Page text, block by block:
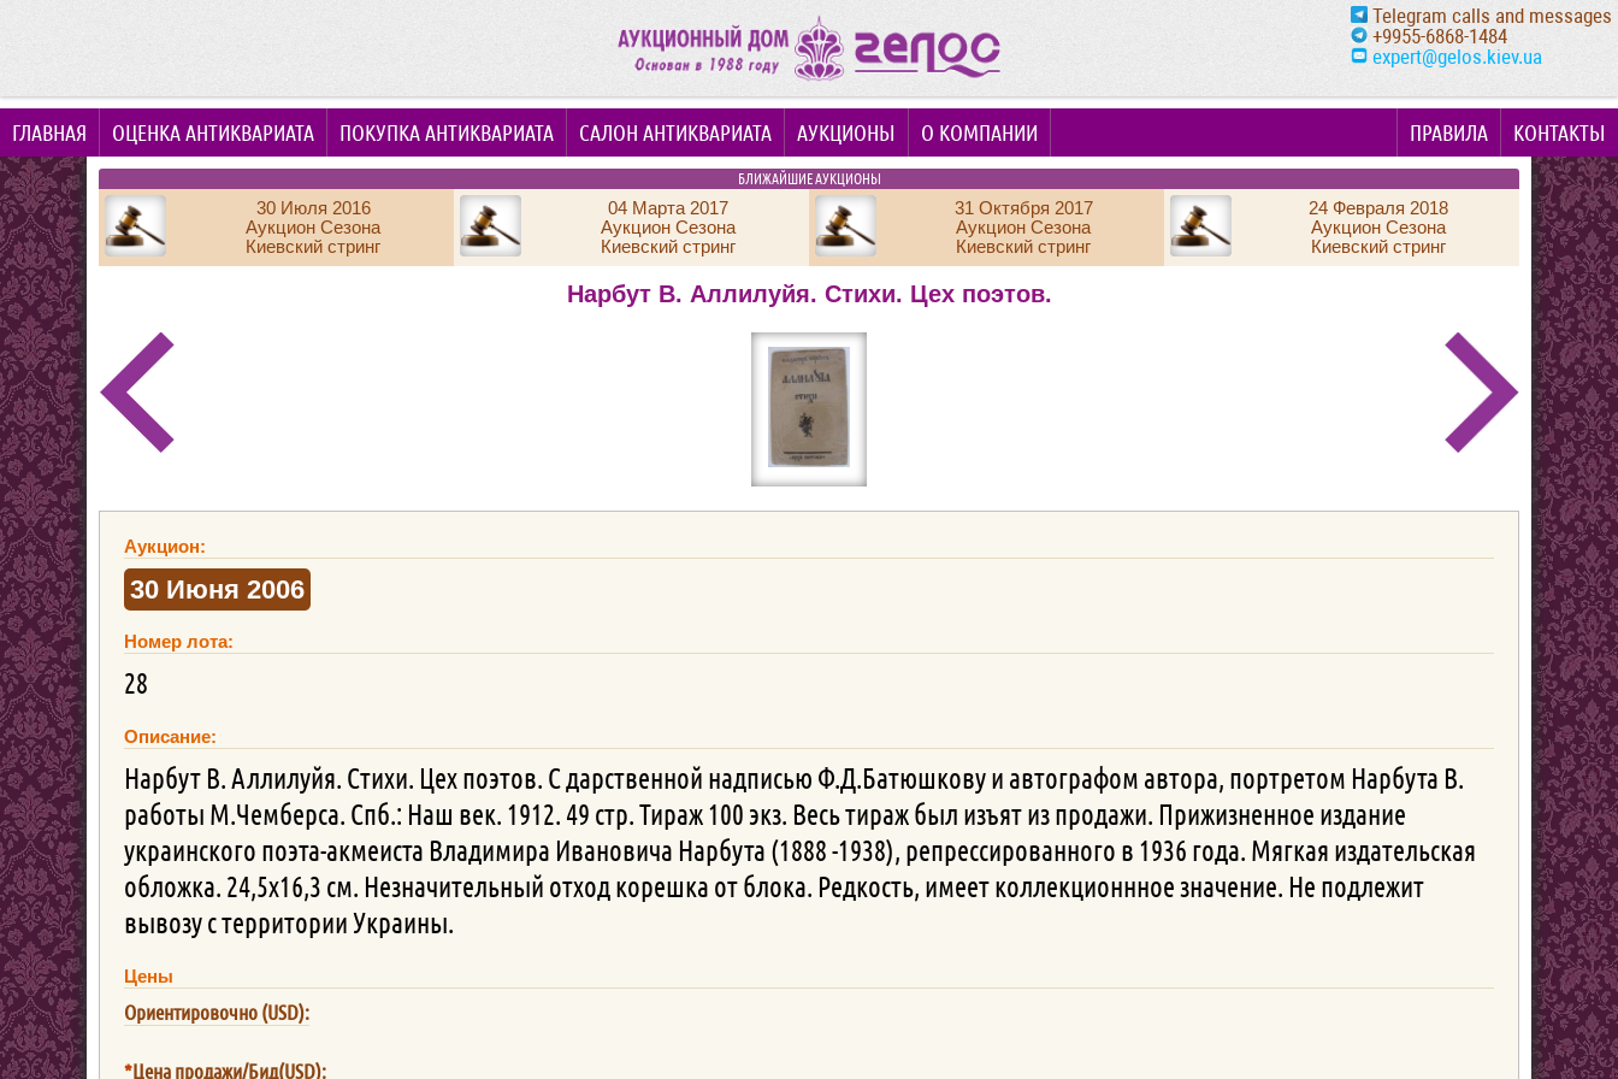
Telegram calls and messages
+9955-6868-1484
expert@gelos.kiev.ua
ГЛАВНАЯ ОЦЕНКА АНТИКВАРИАТА ПОКУПКА АНТИКВАРИАТА САЛОН АНТИКВАРИАТА АУКЦИОНЫ О КОМПАНИИ КОНТАКТЫ
ПРАВИЛА
БЛИЖАЙШИЕ АУКЦИОНЫ
30 Июля 2016
Аукцион Сезона
Киевский стринг
04 Марта 2017
Аукцион Сезона
Киевский стринг
31 Октября 2017
Аукцион Сезона
Киевский стринг
24 Февраля 2018
Аукцион Сезона
Киевский стринг
Нарбут В. Аллилуйя. Стихи. Цех поэтов.
Аукцион:
30 Июня 2006
Номер лота:
28
Описание:
Нарбут В. Аллилуйя. Стихи. Цех поэтов. С дарственной надписью Ф.Д.Батюшкову и автографом автора, портретом Нарбута В.
работы М.Чемберса. Спб.: Наш век. 1912. 49 стр. Тираж 100 экз. Весь тираж был изъят из продажи. Прижизненное издание
украинского поэта-акмеиста Владимира Ивановича Нарбута (1888 -1938), репрессированного в 1936 года. Мягкая издательская
обложка. 24,5х16,3 см. Незначительный отход корешка от блока. Редкость, имеет коллекционнное значение. Не подлежит
вывозу с территории Украины.
Цены
Ориентировочно (USD):
*Цена продажи/Бид(USD):